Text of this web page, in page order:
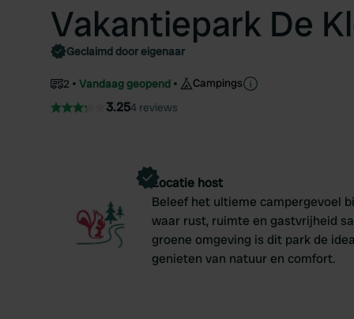
Vakantiepark De
Geclaimd door eigenaar
2 Vandaag geopend Campings
3.254 reviews
Locatie host
Beleef het ultieme campergevoel
waar rust, ruimte en gastvrijheid
groene omgeving is dit park de
genieten van natuur en comfort.